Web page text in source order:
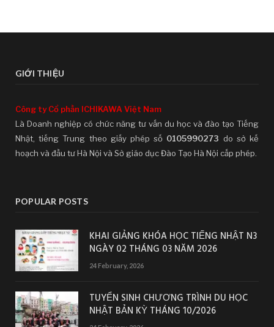
GIỚI THIỆU
Công ty Cổ phần ICHIKAWA Việt Nam
Là Doanh nghiệp có chức năng tư vấn du học và đào tạo Tiếng
Nhật, tiếng Trung theo giấy phép số 0105990273 do sở kế
hoạch và đầu tư Hà Nội và Sở giáo dục Đào Tạo Hà Nội cấp phép.
POPULAR POSTS
KHAI GIẢNG KHÓA HỌC TIẾNG NHẬT N3
NGÀY 02 THÁNG 03 NĂM 2026
24 February, 2026
TUYỂN SINH CHƯƠNG TRÌNH DU HỌC
NHẬT BẢN KỲ THÁNG 10/2026